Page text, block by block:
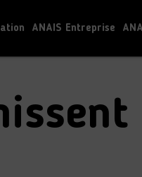
ANAIS Entreprise
l’obstacle du handicap